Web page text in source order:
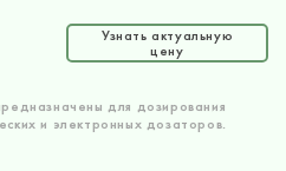
для дозирования
и электронных дозаторов.
Узнать актуальную
цену